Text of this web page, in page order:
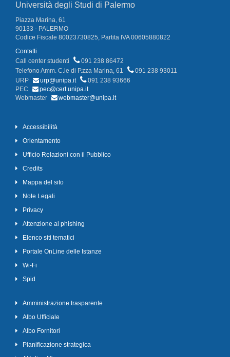
Università degli Studi di Palermo
Piazza Marina, 61
90133 - PALERMO
Codice Fiscale 80023730825, Partita IVA 00605880822
Contatti
Call center studenti
091 238 86472
Telefono Amm. C.le di P.zza Marina, 61
091 238 93011
URP
urp@unipa.it
091 238 93666
PEC
pec@cert.unipa.it
Webmaster
webmaster@unipa.it
Accessibilità
Orientamento
Ufficio Relazioni con il Pubblico
Credits
Mappa del sito
Note Legali
Privacy
Attenzione al phishing
Elenco siti tematici
Portale OnLine delle Istanze
Wi-Fi
Spid
Amministrazione trasparente
Albo Ufficiale
Albo Fornitori
Pianificazione strategica